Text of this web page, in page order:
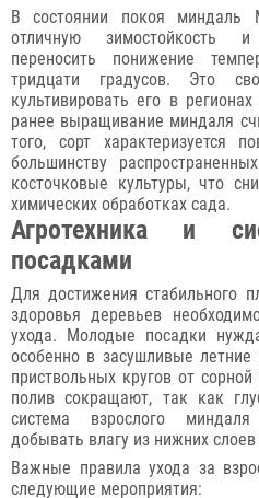
В состоянии покоя миндаль
отличную зимостойкость и
переносить понижение
тридцати градусов. Это
культивировать его в
ранее выращивание миндаля
того, сорт характеризуется
большинству
косточковые культуры, что
химических обработках сада.
Агротехника и
посадками
Для достижения стабильного
здоровья деревьев
ухода. Молодые посадки
особенно в засушливые
приствольных кругов от
полив сокращают, так как
система взрослого миндаля
добывать влагу из нижних
Важные правила ухода за
следующие мероприятия: